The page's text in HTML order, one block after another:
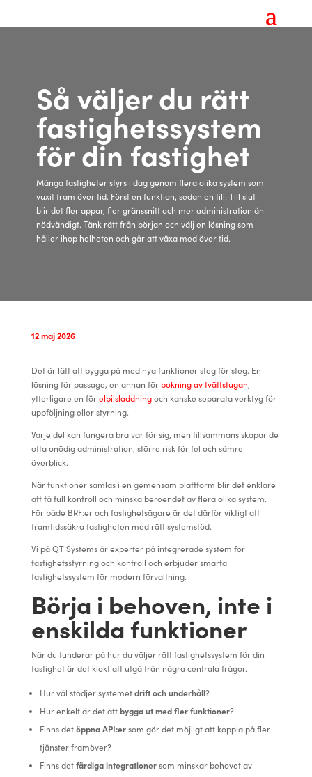
Så väljer du rätt
fastighetssystem
för din fastighet
Många fastigheter styrs i dag genom flera olika system som
vuxit fram över tid. Först en funktion, sedan en till. Till slut
blir det fler appar, fler gränssnitt och mer administration än
nödvändigt. Tänk rätt från början och välj en lösning som
håller ihop helheten och går att växa med över tid.
12 maj 2026
Det är lätt att bygga på med nya funktioner steg för steg. En
lösning för passage, en annan för bokning av tvättstugan,
ytterligare en förelbilsladdningoch kanske separata verktyg för
uppföljning eller styrning.
Varje del kan fungera bra var för sig, men tillsammans skapar de
ofta onödig administration, större risk för fel och sämre
överblick.
När funktioner samlas i en gemensam plattform blir det enklare
att få full kontroll och minska beroendet av flera olika system.
För både BRF:er och fastighetsägare är det därför viktigt att
framtidssäkra fastigheten med rätt systemstöd.
Vi på QT Systems är experter på integrerade system för
fastighetsstyrning och kontroll och erbjuder smarta
fastighetssystem för modern förvaltning.
Börja i behoven, inte i
enskilda funktioner
När du funderar på hur du väljer rätt fastighetssystem för din
fastighet är det klokt att utgå från några centrala frågor.
Hur väl stödjer systemetdrift och underhåll?
Hur enkelt är det attbygga ut med fler funktioner?
Finns detöppna API:ersom gör det möjligt att koppla på fler
tjänster framöver?
Finns detfärdiga integrationersom minskar behovet av